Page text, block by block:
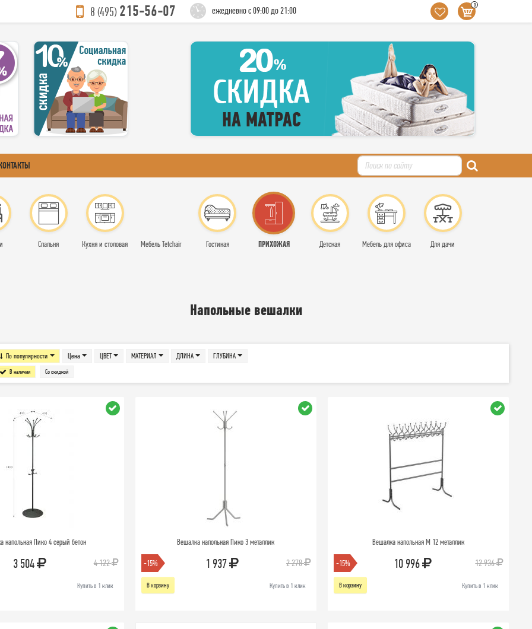
8 (495)215-56-07 ежедневно с 09:00 до 21:00
0
Спальня Кухня и столовая Мебель Tetchair Гостиная ПРИХОЖАЯ Детская Мебель для офиса Для дачи
Напольные вешалки
По популярности Цена
В наличии Со скидкой
ЦВЕТ МАТЕРИАЛ ДЛИНА ГЛУБИНА
напольная Пико 4 серый бетон
3 504 4 122
Купить в 1 клик
Вешалка напольная Пико 3 металлик
-15% 1 937 2 278
В корзину Купить в 1 клик
Вешалка напольная М 12 металлик
-15% 10 996 12 936
В корзину Купить в 1 клик